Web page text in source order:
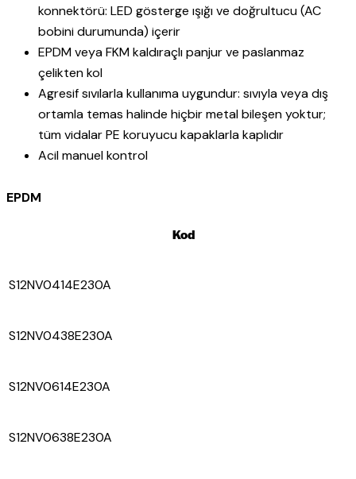
konnektörü: LED gösterge ışığı ve doğrultucu (AC
bobini durumunda) içerir
EPDM veya FKM kaldıraçlı panjur ve paslanmaz
çelikten kol
Agresif sıvılarla kullanıma uygundur: sıvıyla veya dış
ortamla temas halinde hiçbir metal bileşen yoktur;
tüm vidalar PE koruyucu kapaklarla kaplıdır
Acil manuel kontrol
EPDM
Kod
S12NV0414E230A
S12NV0438E230A
S12NV0614E230A
S12NV0638E230A